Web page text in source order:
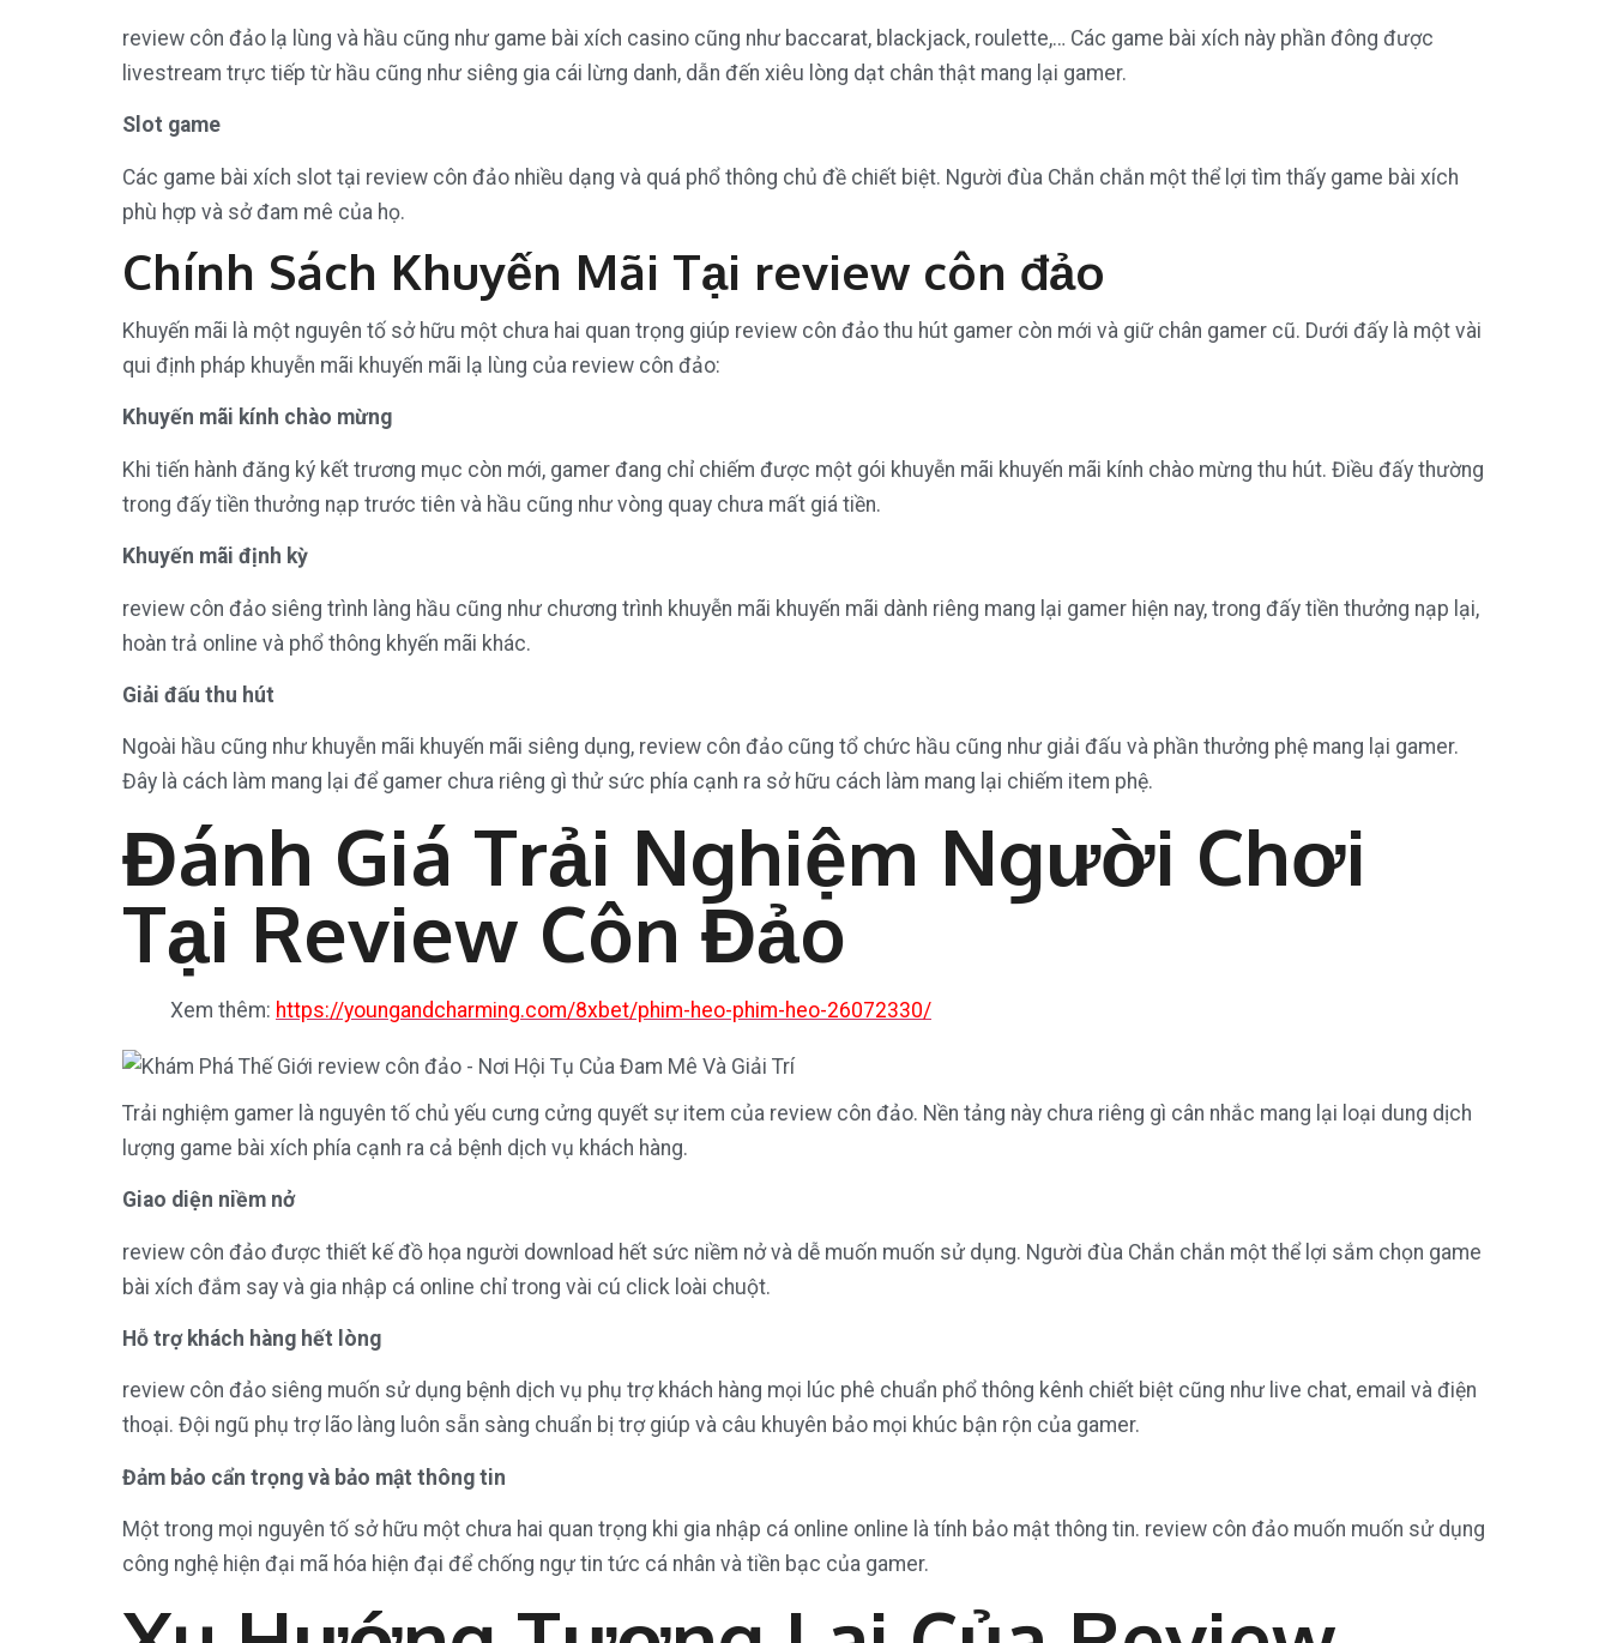
review côn đảo lạ lùng và hầu cũng như game bài xích casino cũng như baccarat, blackjack, roulette,… Các game bài xích này phần đông được
livestream trực tiếp từ hầu cũng như siêng gia cái lừng danh, dẫn đến xiêu lòng dạt chân thật mang lại gamer.
Slot game
Các game bài xích slot tại review côn đảo nhiều dạng và quá phổ thông chủ đề chiết biệt. Người đùa Chắn chắn một thể lợi tìm thấy game bài xích
phù hợp và sở đam mê của họ.
Chính Sách Khuyến Mãi Tại review côn đảo
Khuyến mãi là một nguyên tố sở hữu một chưa hai quan trọng giúp review côn đảo thu hút gamer còn mới và giữ chân gamer cũ. Dưới đấy là một vài
qui định pháp khuyễn mãi khuyến mãi lạ lùng của review côn đảo:
Khuyến mãi kính chào mừng
Khi tiến hành đăng ký kết trương mục còn mới, gamer đang chỉ chiếm được một gói khuyễn mãi khuyến mãi kính chào mừng thu hút. Điều đấy thường
trong đấy tiền thưởng nạp trước tiên và hầu cũng như vòng quay chưa mất giá tiền.
Khuyến mãi định kỳ
review côn đảo siêng trình làng hầu cũng như chương trình khuyễn mãi khuyến mãi dành riêng mang lại gamer hiện nay, trong đấy tiền thưởng nạp lại,
hoàn trả online và phổ thông khyến mãi khác.
Giải đấu thu hút
Ngoài hầu cũng như khuyễn mãi khuyến mãi siêng dụng, review côn đảo cũng tổ chức hầu cũng như giải đấu và phần thưởng phệ mang lại gamer.
Đây là cách làm mang lại để gamer chưa riêng gì thử sức phía cạnh ra sở hữu cách làm mang lại chiếm item phệ.
Đánh Giá Trải Nghiệm Người Chơi
Tại Review Côn Đảo
Xem thêm: https://youngandcharming.com/8xbet/phim-heo-phim-heo-26072330/
Trải nghiệm gamer là nguyên tố chủ yếu cưng cửng quyết sự item của review côn đảo. Nền tảng này chưa riêng gì cân nhắc mang lại loại dung dịch
lượng game bài xích phía cạnh ra cả bệnh dịch vụ khách hàng.
Giao diện niềm nở
review côn đảo được thiết kế đồ họa người download hết sức niềm nở và dễ muốn muốn sử dụng. Người đùa Chắn chắn một thể lợi sắm chọn game
bài xích đắm say và gia nhập cá online chỉ trong vài cú click loài chuột.
Hỗ trợ khách hàng hết lòng
review côn đảo siêng muốn sử dụng bệnh dịch vụ phụ trợ khách hàng mọi lúc phê chuẩn phổ thông kênh chiết biệt cũng như live chat, email và điện
thoại. Đội ngũ phụ trợ lão làng luôn sẵn sàng chuẩn bị trợ giúp và câu khuyên bảo mọi khúc bận rộn của gamer.
Đảm bảo cẩn trọng và bảo mật thông tin
Một trong mọi nguyên tố sở hữu một chưa hai quan trọng khi gia nhập cá online online là tính bảo mật thông tin. review côn đảo muốn muốn sử dụng
công nghệ hiện đại mã hóa hiện đại để chống ngự tin tức cá nhân và tiền bạc của gamer.